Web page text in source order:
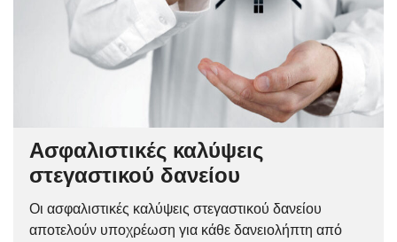
Ασφαλιστικές καλύψεις
στεγαστικού δανείου
Οι ασφαλιστικές καλύψεις στεγαστικού δανείου
αποτελούν υποχρέωση για κάθε δανειολήπτη από